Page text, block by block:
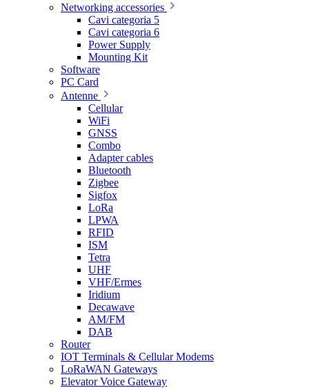
Networking accessories
Cavi categoria 5
Cavi categoria 6
Power Supply
Mounting Kit
Software
PC Card
Antenne
Cellular
WiFi
GNSS
Combo
Adapter cables
Bluetooth
Zigbee
Sigfox
LoRa
LPWA
RFID
ISM
Tetra
UHF
VHF/Ermes
Iridium
Decawave
AM/FM
DAB
Router
IOT Terminals & Cellular Modems
LoRaWAN Gateways
Elevator Voice Gateway